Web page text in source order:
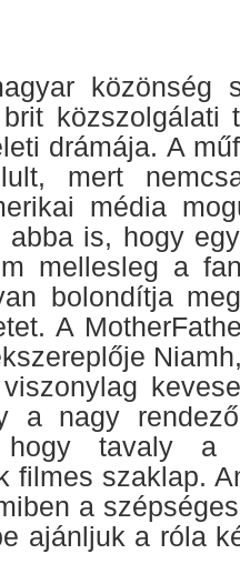
közönség
közszolgálati
drámája. A
mert
média
abba is, hogy
mellesleg a
bolondítja
A
a nagy
tavaly a
filmes szaklap.
a
ajánljuk a róla